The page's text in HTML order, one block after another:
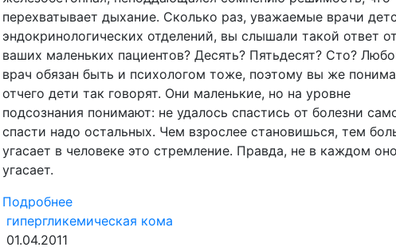
перехватывает дыхание. Сколько раз, уважаемые врачи
эндокринологических отделений, вы слышали такой ответ от
ваших маленьких пациентов? Десять? Пятьдесят? Сто?
врач обязан быть и психологом тоже, поэтому вы же
отчего дети так говорят. Они маленькие, но на уровне
подсознания понимают: не удалось спастись от болезни
спасти надо остальных. Чем взрослее становишься, тем
угасает в человеке это стремление. Правда, не в каждом оно
угасает.
Подробнее
гипергликемическая кома
01.04.2011